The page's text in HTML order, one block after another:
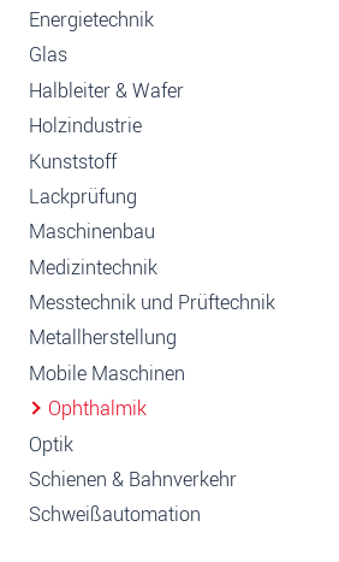
Energietechnik
Glas
Halbleiter & Wafer
Holzindustrie
Kunststoff
Lackprüfung
Maschinenbau
Medizintechnik
Messtechnik und Prüftechnik
Metallherstellung
Mobile Maschinen
Ophthalmik
Optik
Schienen & Bahnverkehr
Schweißautomation